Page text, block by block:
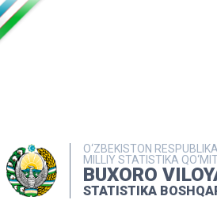
O‘ZBEKISTON
MILLIY STATISTIKA
BUXORO
STATISTIKA
MATBUOT